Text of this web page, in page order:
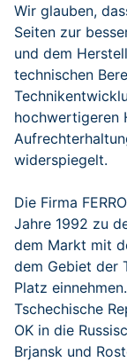
Wir glauben,
Seiten zur
und dem
technischen
hochwertigeren
widerspiegelt.
Die Firma
Jahre 1992 zu
dem Markt mit
dem Gebiet der
Platz
Tschechische
OK in die
Brjansk und